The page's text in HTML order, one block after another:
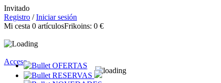
Invitado
Registro /Iniciar sesión
Mi cesta 0 artículosFrikoins: 0 €
Acceso
OFERTAS
RESERVAS